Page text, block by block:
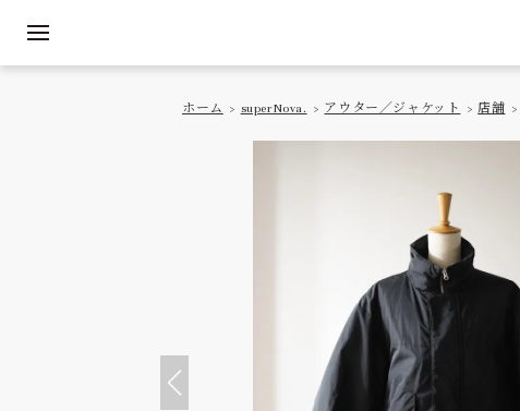
ホーム > superNova. > アウター／ジャケット > 店舗 >